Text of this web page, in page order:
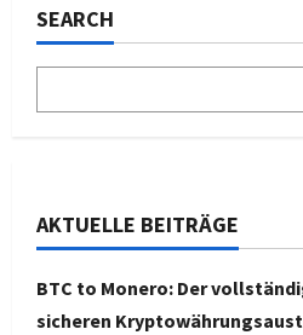
SEARCH
AKTUELLE BEITRÄGE
BTC to Monero: Der
sicheren